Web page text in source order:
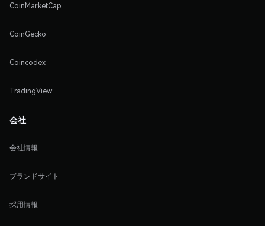
CoinMarketCap
CoinGecko
Coincodex
TradingView
会社
会社情報
ブランドサイト
採用情報